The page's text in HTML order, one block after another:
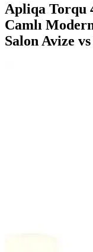
Apliqa Torqu
Camlı
Salon Avize